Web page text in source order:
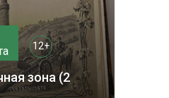
12+
зона (2